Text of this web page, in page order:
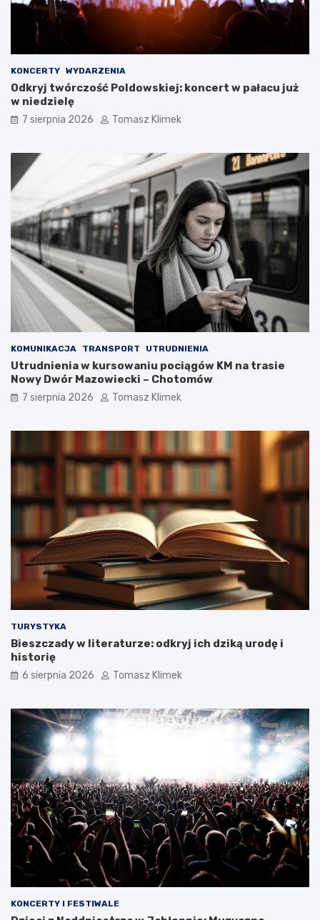
KONCERTY WYDARZENIA
Odkryj twórczość Poldowskiej: koncert w pałacu już
w niedzielę
7 sierpnia 2026 Tomasz Klimek
KOMUNIKACJA TRANSPORT UTRUDNIENIA
Utrudnienia w kursowaniu pociągów KM na trasie
Nowy Dwór Mazowiecki – Chotomów
7 sierpnia 2026 Tomasz Klimek
TURYSTYKA
Bieszczady w literaturze: odkryj ich dziką urodę i
historię
6 sierpnia 2026 Tomasz Klimek
KONCERTY I FESTIWALE